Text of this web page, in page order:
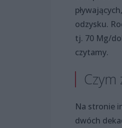
odzysku.
tj. 70 Mg/
czytamy.
Na stronie
dwóch